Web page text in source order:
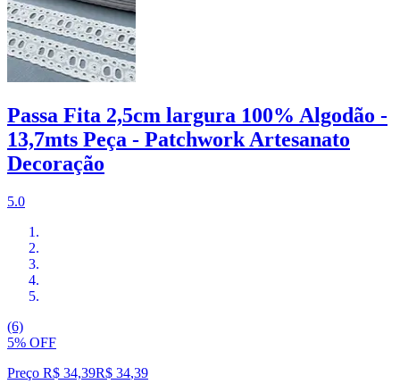
Passa Fita 2,5cm largura 100% Algodão -
13,7mts Peça - Patchwork Artesanato
Decoração
5.0
(6)
5% OFF
Preço R$ 34,39R$ 34,39